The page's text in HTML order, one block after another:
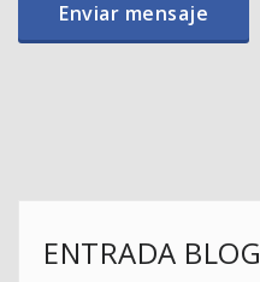
ENTRADA BLOG